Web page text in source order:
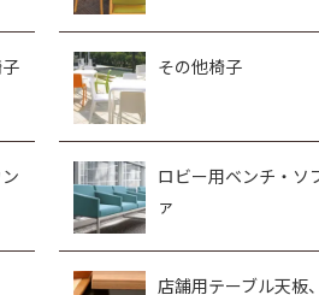
その他椅子
ロビー用ベンチ・ソ
ァ
店舗用テーブル天板、